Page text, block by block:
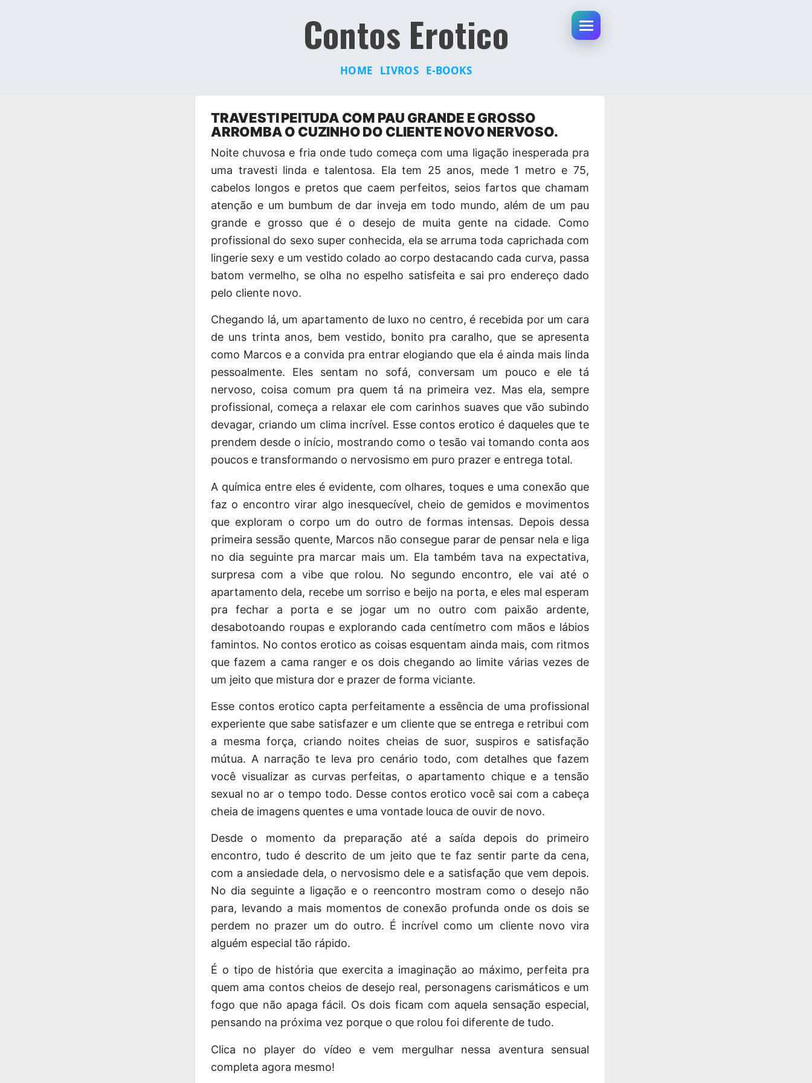
Contos Erotico
HOME LIVROS E-BOOKS
TRAVESTI PEITUDA COM PAU GRANDE E GROSSO
ARROMBA O CUZINHO DO CLIENTE NOVO NERVOSO.
Noite chuvosa e fria onde tudo começa com uma ligação inesperada pra
uma travesti linda e talentosa. Ela tem 25 anos, mede 1 metro e 75,
cabelos longos e pretos que caem perfeitos, seios fartos que chamam
atenção e um bumbum de dar inveja em todo mundo, além de um pau
grande e grosso que é o desejo de muita gente na cidade. Como
profissional do sexo super conhecida, ela se arruma toda caprichada com
lingerie sexy e um vestido colado ao corpo destacando cada curva, passa
batom vermelho, se olha no espelho satisfeita e sai pro endereço dado
pelo cliente novo.
Chegando lá, um apartamento de luxo no centro, é recebida por um cara
de uns trinta anos, bem vestido, bonito pra caralho, que se apresenta
como Marcos e a convida pra entrar elogiando que ela é ainda mais linda
pessoalmente. Eles sentam no sofá, conversam um pouco e ele tá
nervoso, coisa comum pra quem tá na primeira vez. Mas ela, sempre
profissional, começa a relaxar ele com carinhos suaves que vão subindo
devagar, criando um clima incrível. Esse contos erotico é daqueles que te
prendem desde o início, mostrando como o tesão vai tomando conta aos
poucos e transformando o nervosismo em puro prazer e entrega total.
A química entre eles é evidente, com olhares, toques e uma conexão que
faz o encontro virar algo inesquecível, cheio de gemidos e movimentos
que exploram o corpo um do outro de formas intensas. Depois dessa
primeira sessão quente, Marcos não consegue parar de pensar nela e liga
no dia seguinte pra marcar mais um. Ela também tava na expectativa,
surpresa com a vibe que rolou. No segundo encontro, ele vai até o
apartamento dela, recebe um sorriso e beijo na porta, e eles mal esperam
pra fechar a porta e se jogar um no outro com paixão ardente,
desabotoando roupas e explorando cada centímetro com mãos e lábios
famintos. No contos erotico as coisas esquentam ainda mais, com ritmos
que fazem a cama ranger e os dois chegando ao limite várias vezes de
um jeito que mistura dor e prazer de forma viciante.
Esse contos erotico capta perfeitamente a essência de uma profissional
experiente que sabe satisfazer e um cliente que se entrega e retribui com
a mesma força, criando noites cheias de suor, suspiros e satisfação
mútua. A narração te leva pro cenário todo, com detalhes que fazem
você visualizar as curvas perfeitas, o apartamento chique e a tensão
sexual no ar o tempo todo. Desse contos erotico você sai com a cabeça
cheia de imagens quentes e uma vontade louca de ouvir de novo.
Desde o momento da preparação até a saída depois do primeiro
encontro, tudo é descrito de um jeito que te faz sentir parte da cena,
com a ansiedade dela, o nervosismo dele e a satisfação que vem depois.
No dia seguinte a ligação e o reencontro mostram como o desejo não
para, levando a mais momentos de conexão profunda onde os dois se
perdem no prazer um do outro. É incrível como um cliente novo vira
alguém especial tão rápido.
É o tipo de história que exercita a imaginação ao máximo, perfeita pra
quem ama contos cheios de desejo real, personagens carismáticos e um
fogo que não apaga fácil. Os dois ficam com aquela sensação especial,
pensando na próxima vez porque o que rolou foi diferente de tudo.
Clica no player do vídeo e vem mergulhar nessa aventura sensual
completa agora mesmo!
Abrir menu da conta